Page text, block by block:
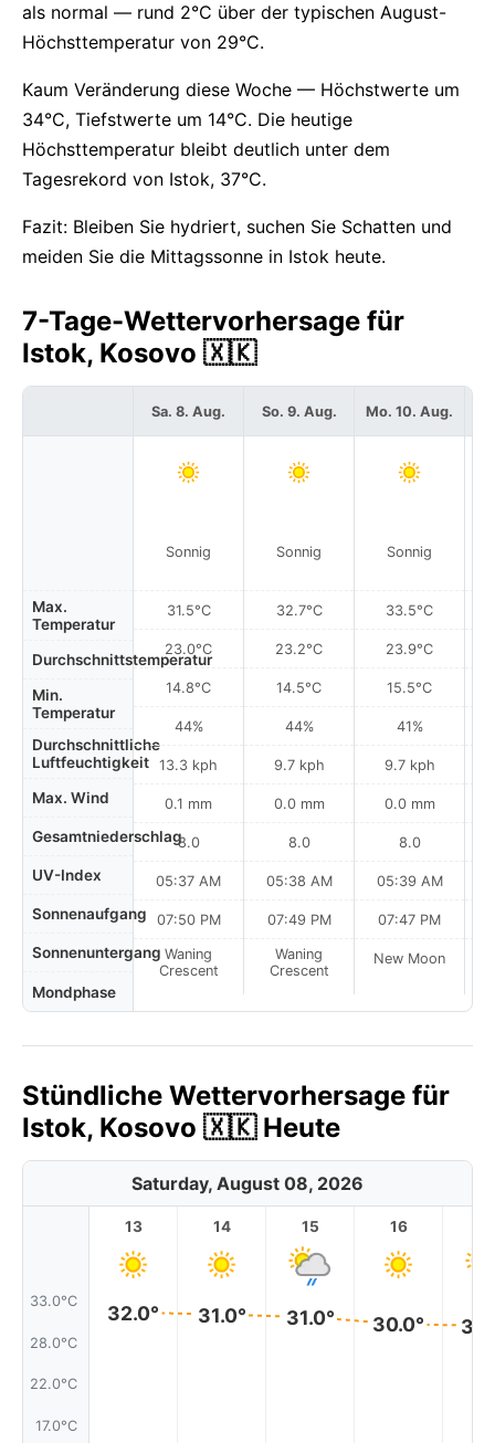
als normal — rund 2°C über der typischen August-
Höchsttemperatur von 29°C.
Kaum Veränderung diese Woche — Höchstwerte um
34°C, Tiefstwerte um 14°C. Die heutige
Höchsttemperatur bleibt deutlich unter dem
Tagesrekord von Istok, 37°C.
Fazit: Bleiben Sie hydriert, suchen Sie Schatten und
meiden Sie die Mittagssonne in Istok heute.
7-Tage-Wettervorhersage für
Istok, Kosovo 🇽🇰
Max.
Temperatur
Durchschnittstemperatur
Min.
Temperatur
Durchschnittliche
Luftfeuchtigkeit
Max. Wind
Gesamtniederschlag
UV-Index
Sonnenaufgang
Sonnenuntergang
Mondphase
Sa. 8. Aug.
Sonnig
31.5°C
23.0°C
14.8°C
44%
13.3 kph
0.1 mm
8.0
05:37 AM
07:50 PM
Waning
Crescent
So. 9. Aug.
Sonnig
32.7°C
23.2°C
14.5°C
44%
9.7 kph
0.0 mm
8.0
05:38 AM
07:49 PM
Waning
Crescent
Mo. 10. Aug.
Sonnig
33.5°C
23.9°C
15.5°C
41%
9.7 kph
0.0 mm
8.0
05:39 AM
07:47 PM
New Moon
Stündliche Wettervorhersage für
Istok, Kosovo 🇽🇰 Heute
Saturday, August 08, 2026
33.0°C
28.0°C
22.0°C
17.0°C
13
32.0°
14
31.0°
15
31.0°
16
30.0°